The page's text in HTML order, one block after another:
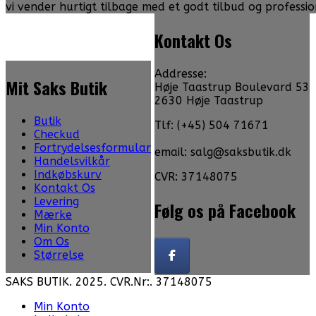
vi vender hurtigt tilbage med et godt tilbud og
Mit Saks Butik
Butik
Checkud
Fortrydelsesformular
Handelsvilkår
Indkøbskurv
Kontakt Os
Levering
Mærke
Min Konto
Om Os
Størrelse
Kontakt Os
Addresse:
Høje Taastrup Boulevard 53
2630 Høje Taastrup
Tlf: (+45) 504 71671
email: salg@saksbutik.dk
CVR: 37148075
Følg os på Facebook
SAKS BUTIK. 2025. CVR.Nr:. 37148075
Min Konto